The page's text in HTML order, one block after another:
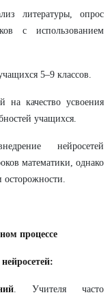
литературы, опрос
с использованием
5–9 классов.
на качество усвоения
учащихся.
нейросетей
математики, однако
осторожности.
процессе
. Учителя часто